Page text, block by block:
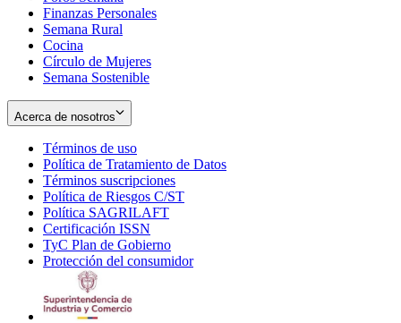
Finanzas Personales
Semana Rural
Cocina
Círculo de Mujeres
Semana Sostenible
Acerca de nosotros
Términos de uso
in
new
window
Política de Tratamiento de Datos
Términos suscripciones
in
Política de Riesgos C/ST
Política SAGRILAFT
new
window
Certificación ISSN
in
new
TyC Plan de Gobierno
in
Protección del consumidorOpens